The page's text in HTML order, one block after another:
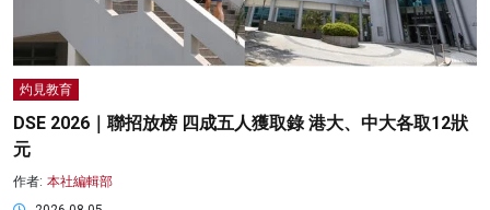
灼見教育
DSE 2026｜聯招放榜 四成五人獲取錄 港大、中大各取12狀
元
作者: 本社編輯部